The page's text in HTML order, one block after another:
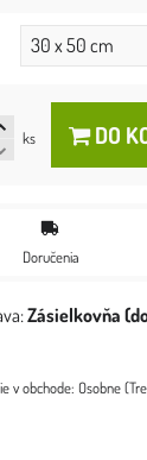
30 x 50 cm
ks DO
Doručenia
Zásielkovňa
Osobne